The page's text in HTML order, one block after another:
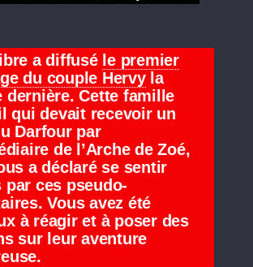
a diffusé le premier
du couple Hervyla
dernière. Cette famille
qui devait recevoir un
Darfour par
de l’Arche de Zoé,
a déclaré se sentir
par ces pseudo-
Vous avez été
à réagir et à poser des
sur leur aventure